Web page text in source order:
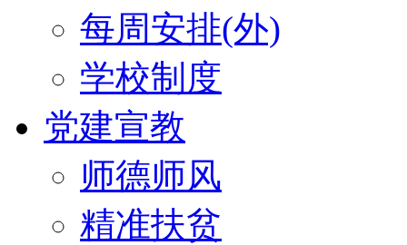
每周安排(外)
学校制度
党建宣教
师德师风
精准扶贫